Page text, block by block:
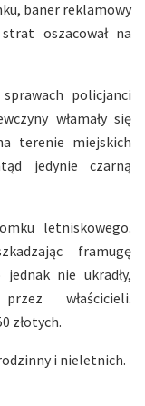
baner reklamowy
oszacował na
policjanci
włamały się
terenie miejskich
jedynie czarną
letniskowego.
framugę
nie ukradły,
właścicieli.
złotych.
i nieletnich.